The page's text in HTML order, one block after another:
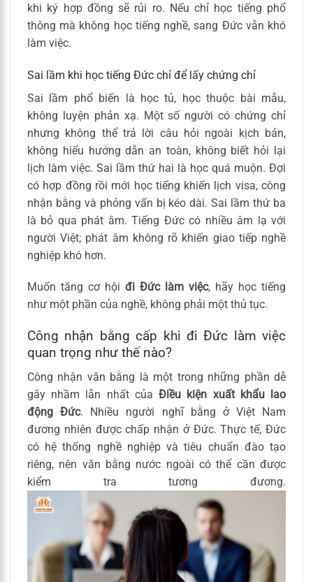
khi ký hợp đồng sẽ rủi ro. Nếu chỉ học tiếng phổ
thông mà không học tiếng nghề, sang Đức vẫn khó
làm việc.
Sai lầm khi học tiếng Đức chỉ để lấy chứng chỉ
Sai lầm phổ biến là học tủ, học thuộc bài mẫu,
không luyện phản xạ. Một số người có chứng chỉ
nhưng không thể trả lời câu hỏi ngoài kịch bản,
không hiểu hướng dẫn an toàn, không biết hỏi lại
lịch làm việc. Sai lầm thứ hai là học quá muộn. Đợi
có hợp đồng rồi mới học tiếng khiến lịch visa, công
nhận bằng và phỏng vấn bị kéo dài. Sai lầm thứ ba
là bỏ qua phát âm. Tiếng Đức có nhiều âm lạ với
người Việt; phát âm không rõ khiến giao tiếp nghề
nghiệp khó hơn.
Muốn tăng cơ hội đi Đức làm việc, hãy học tiếng
như một phần của nghề, không phải một thủ tục.
Công nhận bằng cấp khi đi Đức làm việc
quan trọng như thế nào?
Công nhận văn bằng là một trong những phần dễ
gây nhầm lẫn nhất củaĐiều kiện xuất khẩu lao
động Đức. Nhiều người nghĩ bằng ở Việt Nam
đương nhiên được chấp nhận ở Đức. Thực tế, Đức
có hệ thống nghề nghiệp và tiêu chuẩn đào tạo
riêng, nên văn bằng nước ngoài có thể cần được
kiểm tra tương đương.